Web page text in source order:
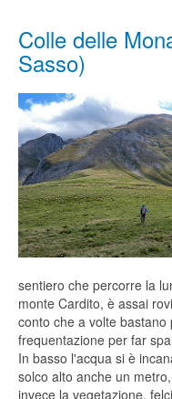
Colle delle
Sasso)
sentiero che percorre la
monte Cardito, è assai
conto che a volte
frequentazione per far
In basso l'acqua si è
solco alto anche un
invece la vegetazione,